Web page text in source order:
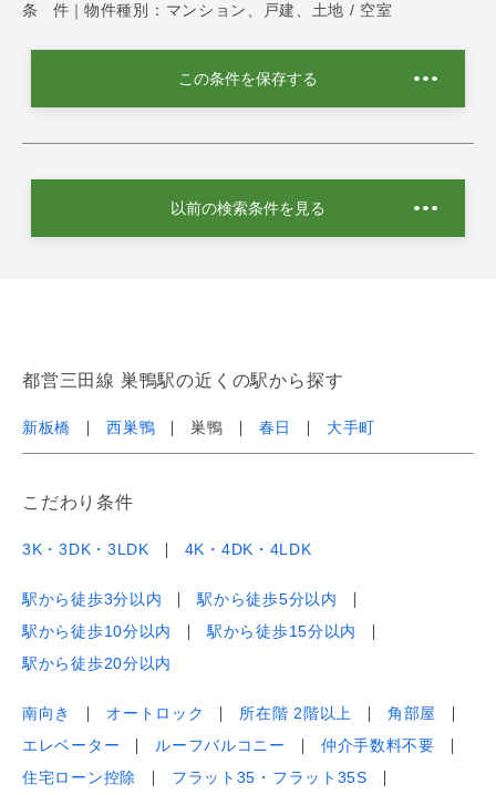
条 件｜ 物件種別：マンション、戸建、土地 / 空室
この条件を保存する
以前の検索条件を見る
都営三田線 巣鴨駅の近くの駅から探す
新板橋 西巣鴨 巣鴨 春日 大手町
こだわり条件
3K・3DK・3LDK 4K・4DK・4LDK
駅から徒歩3分以内
駅から徒歩5分以内
駅から徒歩10分以内
駅から徒歩15分以内
駅から徒歩20分以内
南向き オートロック 所在階 2階以上
角部屋
エレベーター
ルーフバルコニー
仲介手数料不要
住宅ローン控除
フラット35・フラット35S